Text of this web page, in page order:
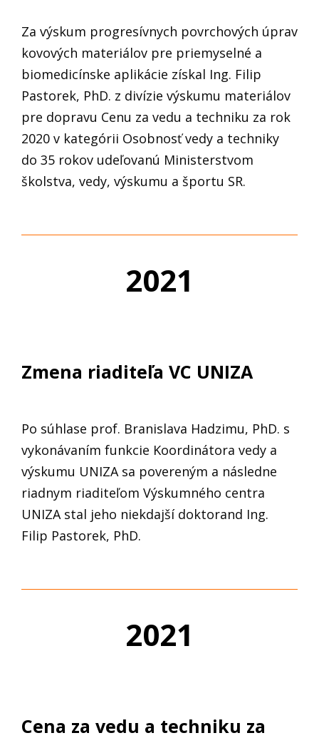
Za výskum progresívnych povrchových úprav
kovových materiálov pre priemyselné a
biomedicínske aplikácie získal Ing. Filip
Pastorek, PhD. z divízie výskumu materiálov
pre dopravu Cenu za vedu a techniku za rok
2020 v kategórii Osobnosť vedy a techniky
do 35 rokov udeľovanú Ministerstvom
školstva, vedy, výskumu a športu SR.
2021
Zmena riaditeľa VC UNIZA
Po súhlase prof. Branislava Hadzimu, PhD. s
vykonávaním funkcie Koordinátora vedy a
výskumu UNIZA sa povereným a následne
riadnym riaditeľom Výskumného centra
UNIZA stal jeho niekdajší doktorand Ing.
Filip Pastorek, PhD.
2021
Cena za vedu a techniku za